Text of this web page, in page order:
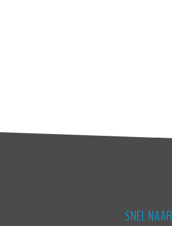
SNEL NAAR